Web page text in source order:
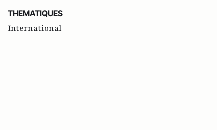
THEMATIQUES
International